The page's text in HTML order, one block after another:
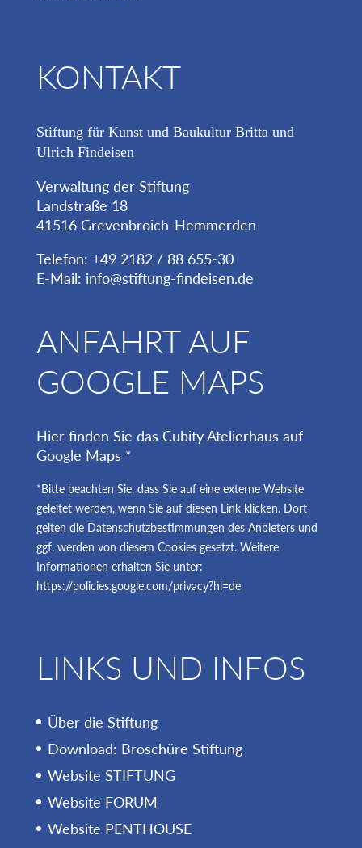
KONTAKT
Stiftung für Kunst und Baukultur Britta und
Ulrich Findeisen
Verwaltung der Stiftung
Landstraße 18
41516 Grevenbroich-Hemmerden
Telefon: +49 2182 / 88 655-30
E-Mail: info@stiftung-findeisen.de
ANFAHRT AUF
GOOGLE MAPS
Hier finden Sie das Cubity Atelierhaus auf
Google Maps *
*Bitte beachten Sie, dass Sie auf eine externe Website
geleitet werden, wenn Sie auf diesen Link klicken. Dort
gelten die Datenschutzbestimmungen des Anbieters und
ggf. werden von diesem Cookies gesetzt. Weitere
Informationen erhalten Sie unter:
https://policies.google.com/privacy?hl=de
LINKS UND INFOS
Über die Stiftung
Download: Broschüre Stiftung
Website STIFTUNG
Website FORUM
Website PENTHOUSE